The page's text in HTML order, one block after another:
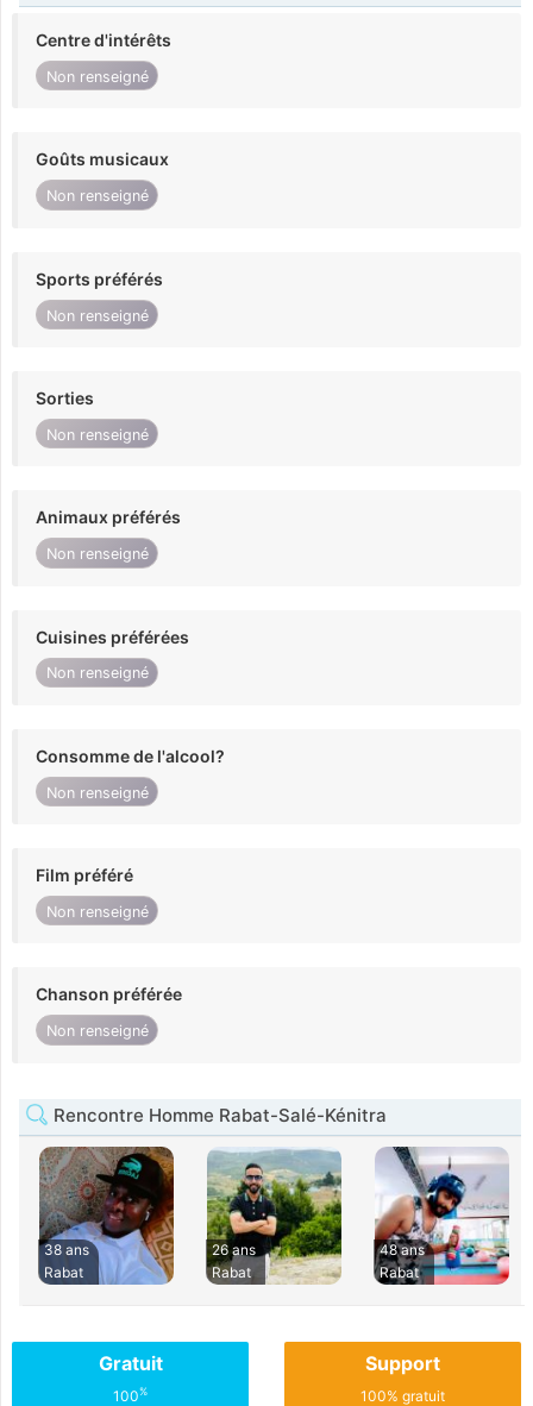
Centre d'intérêts
Non renseigné
Goûts musicaux
Non renseigné
Sports préférés
Non renseigné
Sorties
Non renseigné
Animaux préférés
Non renseigné
Cuisines préférées
Non renseigné
Consomme de l'alcool?
Non renseigné
Film préféré
Non renseigné
Chanson préférée
Non renseigné
Rencontre Homme Rabat-Salé-Kénitra
38 ans
Rabat
26 ans
Rabat
48 ans
Rabat
Gratuit
100%
Support
100% gratuit